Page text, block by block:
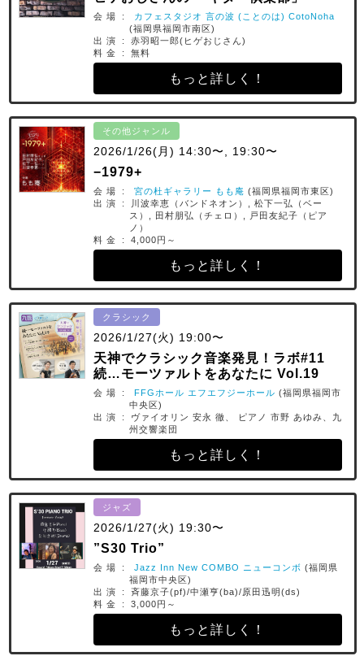
会 場 :
カフェスタジオ 言の波 (ことのは) CotoNoha
(福岡県福岡市南区)
出 演 : 赤羽昭一郎(ヒゲおじさん)
料 金 : 無料
もっと詳しく！
その他ジャンル
2026/1/26(月) 14:30〜, 19:30〜
−1979+
会 場 : 宮の杜ギャラリー もも庵 (福岡県福岡市東区)
出 演 : 川波幸恵（バンドネオン）, 松下一弘（ベー
ス）, 田村朋弘（チェロ）, 戸田友紀子（ピア
ノ）
料 金 : 4,000円～
もっと詳しく！
クラシック
2026/1/27(火) 19:00〜
天神でクラシック音楽発見！ラボ#11
続…モーツァルトをあなたに Vol.19
会 場 : FFGホール エフエフジーホール (福岡県福岡市
中央区)
出 演 : ヴァイオリン 安永 徹、 ピアノ 市野 あゆみ、九
州交響楽団
もっと詳しく！
ジャズ
2026/1/27(火) 19:30〜
”S30 Trio”
会 場 : Jazz Inn New COMBO ニューコンボ (福岡県
福岡市中央区)
出 演 : 斉藤京子(pf)/中瀬亨(ba)/原田迅明(ds)
料 金 : 3,000円～
もっと詳しく！